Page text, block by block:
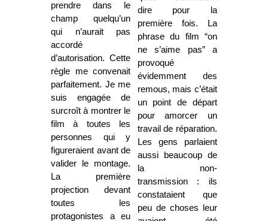
prendre dans le
champ quelqu’un
qui n’aurait pas
accordé
d’autorisation. Cette
règle me convenait
parfaitement. Je me
suis engagée de
surcroît à montrer le
film à toutes les
personnes qui y
figureraient avant de
valider le montage.
La première
projection devant
toutes les
protagonistes a eu
dire pour la
première fois. La
phrase du film “on
ne s’aime pas” a
provoqué
évidemment des
remous, mais c’était
un point de départ
pour amorcer un
travail de réparation.
Les gens parlaient
aussi beaucoup de
la non-
transmission : ils
constataient que
peu de choses leur